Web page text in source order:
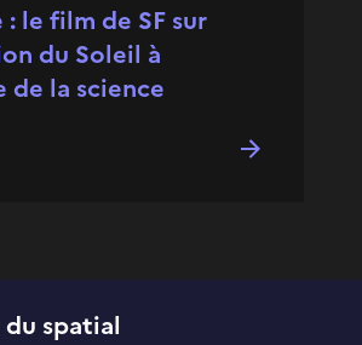
: le film de SF sur
du Soleil à
de la science
spatial